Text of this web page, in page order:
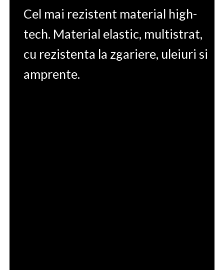
Cel mai rezistent material high-
tech. Material elastic, multistrat,
cu rezistenta la zgariere, uleiuri si
amprente.